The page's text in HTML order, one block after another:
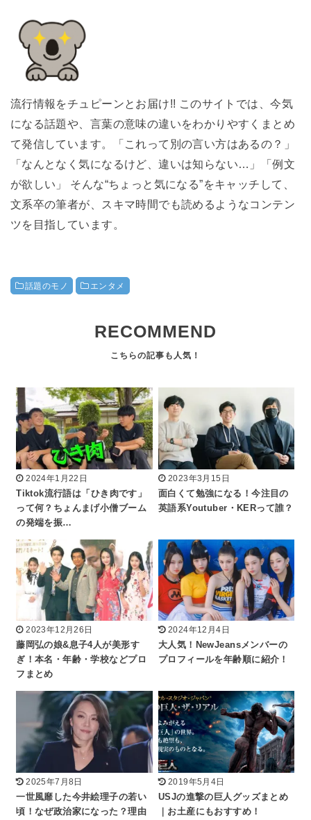
流行情報をチュピーンとお届け!! このサイトでは、今気
になる話題や、言葉の意味の違いをわかりやすくまとめ
て発信しています。「これって別の言い方はあるの？」
「なんとなく気になるけど、違いは知らない…」「例文
が欲しい」 そんな“ちょっと気になる”をキャッチして、
文系卒の筆者が、スキマ時間でも読めるようなコンテン
ツを目指しています。
話題のモノ エンタメ
RECOMMEND
2024年1月22日
Tiktok流行語は「ひき肉です」
って何？ちょんまげ小僧ブーム
の発端を振…
2023年3月15日
面白くて勉強になる！今注目の
英語系Youtuber・KERって誰？
2023年12月26日
藤岡弘の娘&息子4人が美形す
ぎ！本名・年齢・学校などプロ
フまとめ
2024年12月4日
大人気！NewJeansメンバーの
プロフィールを年齢順に紹介！
2025年7月8日
一世風靡した今井絵理子の若い
頃！なぜ政治家になった？理由
2019年5月4日
USJの進撃の巨人グッズまとめ
｜お土産にもおすすめ！